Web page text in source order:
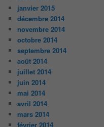
janvier 2015
décembre 2014
novembre 2014
octobre 2014
septembre 2014
août 2014
juillet 2014
juin 2014
mai 2014
avril 2014
mars 2014
février 2014